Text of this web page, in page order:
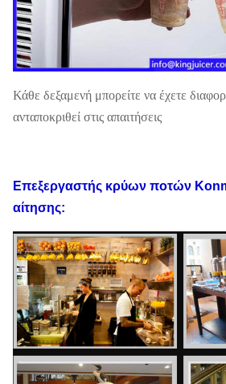
Κάθε δεξαμενή μπορείτε να έχετε
ανταποκριθεί στις απαιτήσεις
Επεξεργαστής κρύων ποτών
αίτησης: